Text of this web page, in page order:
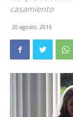
casamiento
20 agosto, 2016